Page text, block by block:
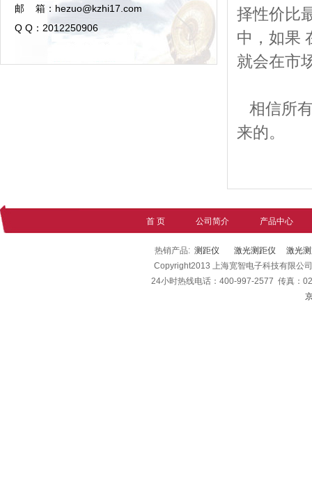
邮 箱：hezuo@kzhi17.com
Q Q：2012250906
择性价比
中，如果
就会在市
相信所
来的。
首 页 公司简介 产品中心
热销产品:测距仪 激光测距仪
激光
Copyright2013 上海宽智电子科技有限公
24小时热线电话：400-997-2577 传真：